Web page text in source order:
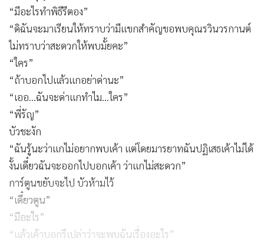
“มีอะไรทำพิธีรีตอง”
“ดิฉันจะมาเรียนให้ทราบว่ามีแขกสำคัญขอพบคุณรวินวรกานต์
ไม่ทราบว่าสะดวกให้พบมั้ยคะ”
“ใคร”
“ถ้าบอกไปแล้วแกอย่าด่านะ”
“เออ...ฉันจะด่าแกทำไม...ใคร”
“พี่รัญ”
บัวชะงัก
“ฉันรู้นะว่าแกไม่อยากพบเค้า แต่โดยมารยาทฉันปฏิเสธเค้าไม่ได้
งั้นเดี๋ยวฉันจะออกไปบอกเค้า ว่าแกไม่สะดวก”
การ์ตูนขยับจะไป บัวห้ามไว้
“เดี๋ยวตูน”
“มีอะไร”
“แล้วเค้าบอกรึเปล่าว่าจะพบฉันเรื่องอะไร”